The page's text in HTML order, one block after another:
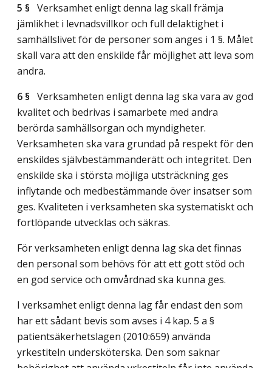
5 § Verksamhet enligt denna lag skall främja
jämlikhet i levnadsvillkor och full delaktighet i
samhällslivet för de personer som anges i 1 §. Målet
skall vara att den enskilde får möjlighet att leva som
andra.
6 § Verksamheten enligt denna lag ska vara av god
kvalitet och bedrivas i samarbete med andra
berörda samhällsorgan och myndigheter.
Verksamheten ska vara grundad på respekt för den
enskildes självbestämmanderätt och integritet. Den
enskilde ska i största möjliga utsträckning ges
inflytande och medbestämmande över insatser som
ges. Kvaliteten i verksamheten ska systematiskt och
fortlöpande utvecklas och säkras.
För verksamheten enligt denna lag ska det finnas
den personal som behövs för att ett gott stöd och
en god service och omvårdnad ska kunna ges.
I verksamhet enligt denna lag får endast den som
har ett sådant bevis som avses i 4 kap. 5 a §
patientsäkerhetslagen (2010:659) använda
yrkestiteln undersköterska. Den som saknar